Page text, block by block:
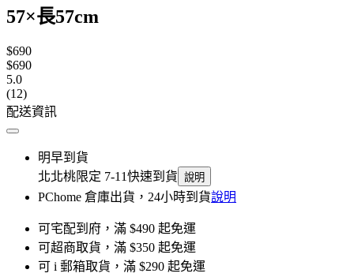
57×長57cm
$690
$690
5.0
(12)
配送資訊
明早到貨
北北桃限定 7-11快速到貨 說明
PChome 倉庫出貨，24小時到貨說明
可宅配到府，滿 $490 起免運
可超商取貨，滿 $350 起免運
可 i 郵箱取貨，滿 $290 起免運